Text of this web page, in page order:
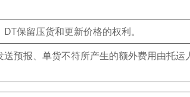
保留压货和更新价格的权利。
预报、单货不符所产生的额外费用由托运